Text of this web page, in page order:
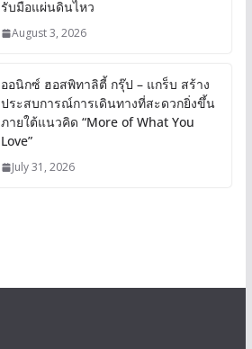
รับมือแผ่นดินไหว
August 3, 2026
ออนิกซ์ ฮอสพิทาลิตี้ กรุ๊ป – แกร็บ สร้าง
ประสบการณ์การเดินทางที่สะดวกยิ่งขึ้น
ภายใต้แนวคิด “More of What You
Love”
July 31, 2026